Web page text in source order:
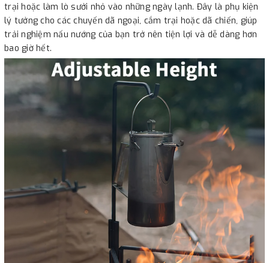
trại hoặc làm lò sưởi nhỏ vào những ngày lạnh. Đây là phụ kiện
lý tưởng cho các chuyến dã ngoại, cắm trại hoặc dã chiến, giúp
trải nghiệm nấu nướng của bạn trở nên tiện lợi và dễ dàng hơn
bao giờ hết.